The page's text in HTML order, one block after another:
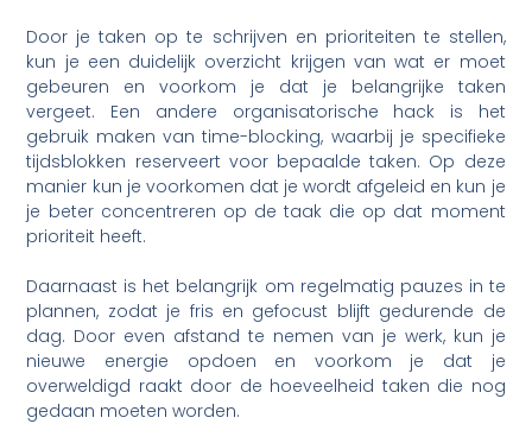
Door je taken op te schrijven en prioriteiten te stellen,
kun je een duidelijk overzicht krijgen van wat er moet
gebeuren en voorkom je dat je belangrijke taken
vergeet. Een andere organisatorische hack is het
gebruik maken van time-blocking, waarbij je specifieke
tijdsblokken reserveert voor bepaalde taken. Op deze
manier kun je voorkomen dat je wordt afgeleid en kun je
je beter concentreren op de taak die op dat moment
prioriteit heeft.
Daarnaast is het belangrijk om regelmatig pauzes in te
plannen, zodat je fris en gefocust blijft gedurende de
dag. Door even afstand te nemen van je werk, kun je
nieuwe energie opdoen en voorkom je dat je
overweldigd raakt door de hoeveelheid taken die nog
gedaan moeten worden.